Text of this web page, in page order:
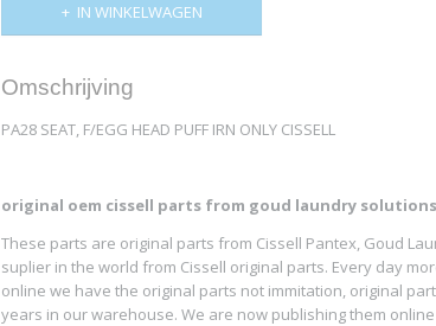
IN WINKELWAGEN
Omschrijving
PA28 SEAT, F/EGG HEAD PUFF IRN ONLY CISSELL
original oem cissell parts from goud laundry solutions
These parts are original parts from Cissell Pantex, Goud
suplier in the world from Cissell original parts. Every day
online we have the original parts not immitation, original
years in our warehouse. We are now publishing them